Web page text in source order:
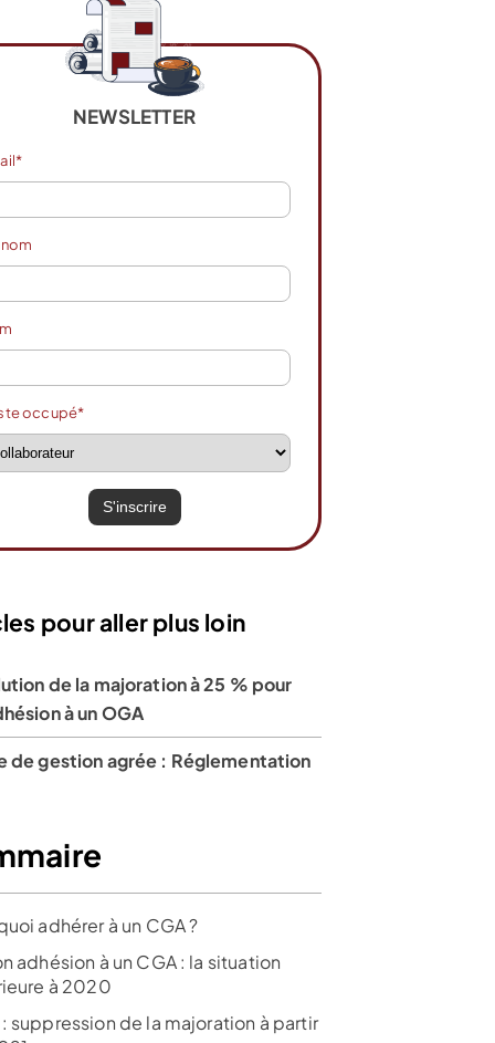
NEWSLETTER
occupé*
pour aller plus loin
de la majoration à 25 % pour
à un OGA
de gestion agrée : Réglementation
adhérer à un CGA ?
adhésion à un CGA : la situation
à 2020
suppression de la majoration à partir